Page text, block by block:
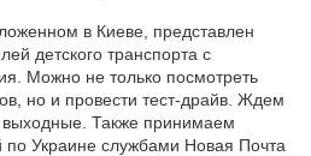
в Киеве, представлен
детского транспорта с
Можно не только посмотреть
но и провести тест-драйв. Ждем
Также принимаем
по Украине службами Новая Почта